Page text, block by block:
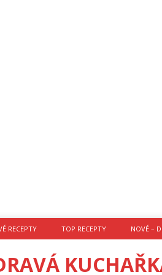
RECEPTY TOP RECEPTY NOVÉ –